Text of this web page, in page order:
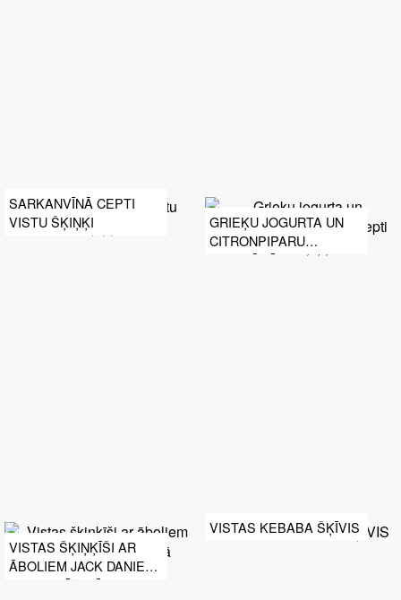
SARKANVĪNĀ CEPTI
VISTU ŠĶIŅĶI
GRIEĶU JOGURTA UN
CITRONPIPARU
MARINĀDĒ CEPTI
VISTAS ŠĶIŅĶĪŠI AR
ĀBOLIEM JACK DANIELS
UN SALDĀ KRĒJUMA
VISTAS KEBABA ŠĶĪVIS